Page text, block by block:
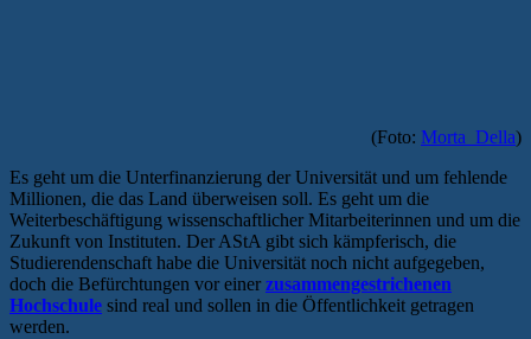
(Foto: Morta_Della)
Es geht um die Unterfinanzierung der Universität und um fehlende
Millionen, die das Land überweisen soll. Es geht um die
Weiterbeschäftigung wissenschaftlicher Mitarbeiterinnen und um die
Zukunft von Instituten. Der AStA gibt sich kämpferisch, die
Studierendenschaft habe die Universität noch nicht aufgegeben,
doch die Befürchtungen vor einer zusammengestrichenen
Hochschule sind real und sollen in die Öffentlichkeit getragen
werden.